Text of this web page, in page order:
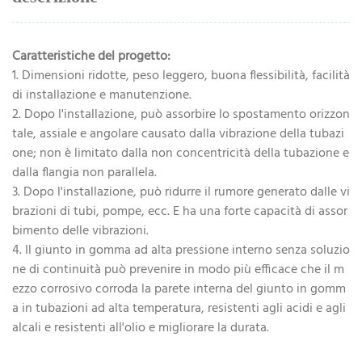
Caratteristiche del progetto:
1. Dimensioni ridotte, peso leggero, buona flessibilità, facilità
di installazione e manutenzione.
2. Dopo l'installazione, può assorbire lo spostamento orizzon
tale, assiale e angolare causato dalla vibrazione della tubazi
one; non è limitato dalla non concentricità della tubazione e
dalla flangia non parallela.
3. Dopo l'installazione, può ridurre il rumore generato dalle vi
brazioni di tubi, pompe, ecc. E ha una forte capacità di assor
bimento delle vibrazioni.
4. Il giunto in gomma ad alta pressione interno senza soluzio
ne di continuità può prevenire in modo più efficace che il m
ezzo corrosivo corroda la parete interna del giunto in gomm
a in tubazioni ad alta temperatura, resistenti agli acidi e agli
alcali e resistenti all'olio e migliorare la durata.